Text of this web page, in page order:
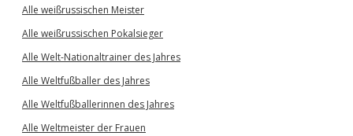
Alle weißrussischen Meister
Alle weißrussischen Pokalsieger
Alle Welt-Nationaltrainer des Jahres
Alle Weltfußballer des Jahres
Alle Weltfußballerinnen des Jahres
Alle Weltmeister der Frauen